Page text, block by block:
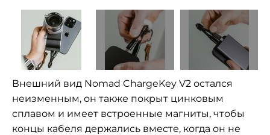
Внешний вид Nomad ChargeKey V2 остался
неизменным, он также покрыт цинковым
сплавом и имеет встроенные магниты, чтобы
концы кабеля держались вместе, когда он не